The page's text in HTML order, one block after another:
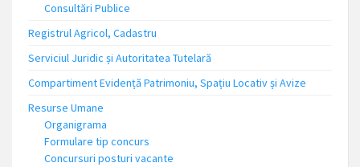
Consultări Publice
Registrul Agricol, Cadastru
Serviciul Juridic și Autoritatea Tutelară
Compartiment Evidență Patrimoniu, Spațiu Locativ și Avize
Resurse Umane
Organigrama
Formulare tip concurs
Concursuri posturi vacante